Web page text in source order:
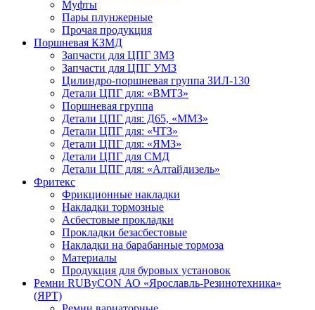
Муфты
Пары плунжерные
Прочая продукция
Поршневая КЗМД
Запчасти для ЦПГ ЗМЗ
Запчасти для ЦПГ УМЗ
Цилиндро-поршневая группа ЗИЛ-130
Детали ЦПГ для: «ВМТЗ»
Поршневая группа
Детали ЦПГ для: Д65, «ММЗ»
Детали ЦПГ для: «ЧТЗ»
Детали ЦПГ для: «ЯМЗ»
Детали ЦПГ для СМД
Детали ЦПГ для: «Алтайдизель»
Фритекс
Фрикционные накладки
Накладки тормозные
Асбестовые прокладки
Прокладки безасбестовые
Накладки на барабанные тормоза
Материалы
Продукция для буровых установок
Ремни RUByCON АО «Ярославль-Резинотехника»
(ЯРТ)